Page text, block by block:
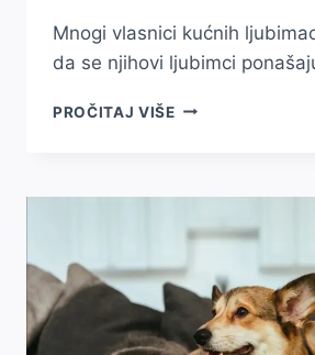
Mnogi vlasnici kućnih
da se njihovi ljubimci
PROČITAJ VIŠE DA
MOGU
RASPOLOŽENJE
ČOVJEKA?